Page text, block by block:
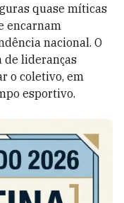
quase míticas
encarnam
nacional. O
de lideranças
o coletivo, em
esportivo.